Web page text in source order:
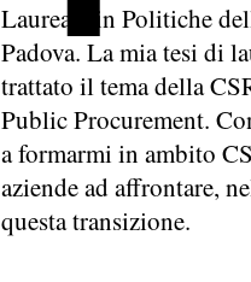
Laureata in Politiche
Padova. La mia tesi di
trattato il tema della
Public Procurement.
a formarmi in ambito
aziende ad affrontare,
questa transizione.